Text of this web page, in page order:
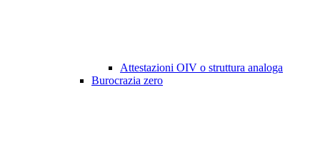
Attestazioni OIV o struttura analoga
Burocrazia zero